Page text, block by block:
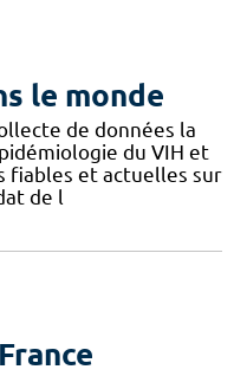
le monde
de données la
du VIH et
fiables et actuelles sur
de l